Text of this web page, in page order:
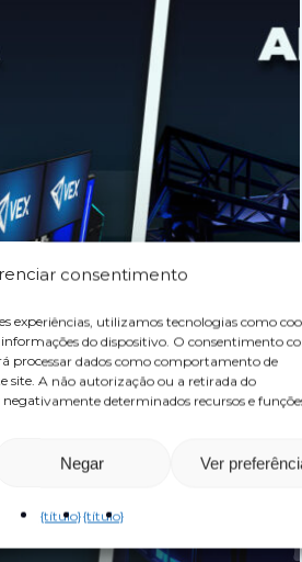
consentimento
experiências, utilizamos tecnologias como
do dispositivo. O consentimento
processar dados como comportamento de
site. A não autorização ou a retirada do
determinados recursos e
Negar Ver
{título}{título}